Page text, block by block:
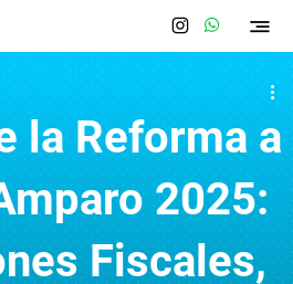
la Reforma a
2025:
Fiscales,